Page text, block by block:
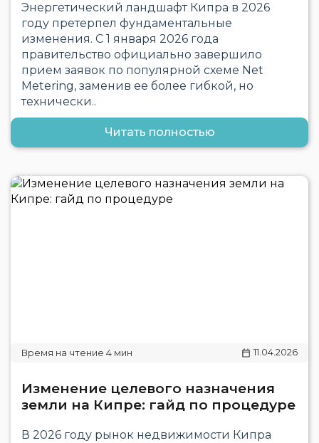
Энергетический ландшафт Кипра в 2026
году претерпел фундаментальные
изменения. С 1 января 2026 года
правительство официально завершило
прием заявок по популярной схеме Net
Metering, заменив ее более гибкой, но
технически..
Читать полностью
11.04.2026
Изменение целевого назначения
земли на Кипре: гайд по процедуре
В 2026 году рынок недвижимости Кипра